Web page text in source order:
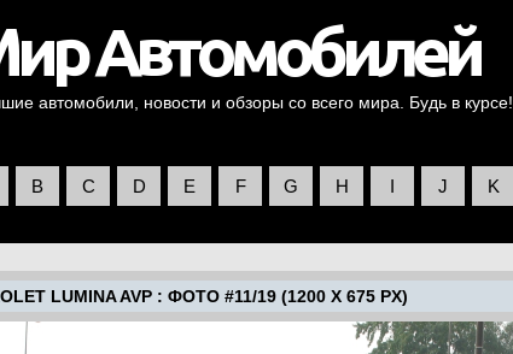
автомобили, новости и обзоры со всего мира. Будь в курсе!
B C D E F G H I J K
LUMINA AVP: ФОТО #11/19 (1200 X 675 PX)